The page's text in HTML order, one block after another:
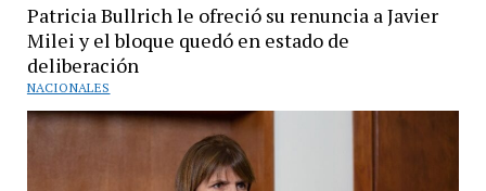
Patricia Bullrich le ofreció su renuncia a Javier
Milei y el bloque quedó en estado de
deliberación
NACIONALES